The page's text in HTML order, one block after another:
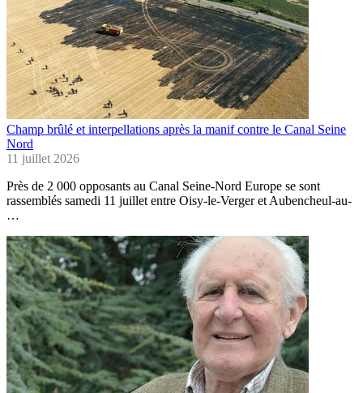
Champ brûlé et interpellations après la manif contre le Canal Seine
Nord
11 juillet 2026
Près de 2 000 opposants au Canal Seine-Nord Europe se sont
rassemblés samedi 11 juillet entre Oisy-le-Verger et Aubencheul-au-
…